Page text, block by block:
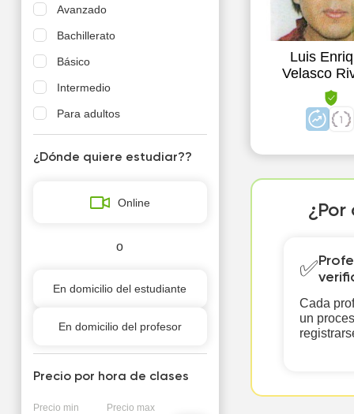
Luis
Velasco
✅
Cada
un
Avanzado
Bachillerato
Básico
Intermedio
Para adultos
¿Dónde quiere estudiar??
Online
o
En domicilio del estudiante
En domicilio del profesor
Precio por hora de clases
Precio min Precio max